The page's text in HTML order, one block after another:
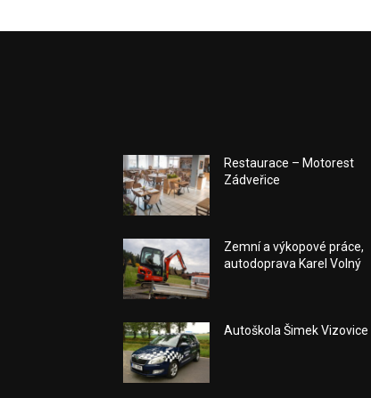
Restaurace – Motorest
Zádveřice
Zemní a výkopové práce,
autodoprava Karel Volný
Autoškola Šimek Vizovice